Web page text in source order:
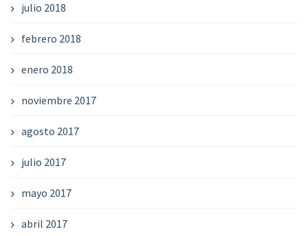
julio 2018
febrero 2018
enero 2018
noviembre 2017
agosto 2017
julio 2017
mayo 2017
abril 2017